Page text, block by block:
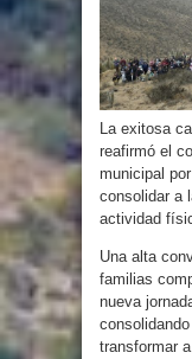
La exitosa
reafirmó el
municipal
consolidar a
actividad
Una alta
familias
nueva
transformar